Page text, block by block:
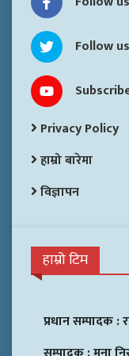
Follow
Privacy Policy
हाम्रो बारेमा
विज्ञापन
हाम्रो टिम
प्रधान सम्पादक :